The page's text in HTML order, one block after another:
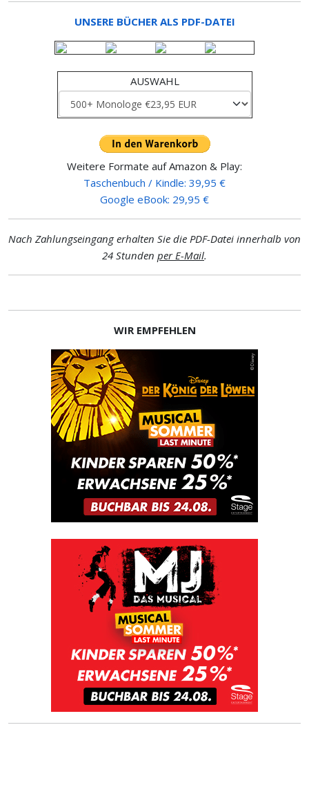
UNSERE BÜCHER ALS PDF-DATEI
AUSWAHL
Weitere Formate auf Amazon & Play:
Taschenbuch / Kindle: 39,95 €
Google eBook: 29,95 €
Nach Zahlungseingang erhalten Sie die PDF-Datei innerhalb von
24 Stunden per E-Mail.
WIR EMPFEHLEN